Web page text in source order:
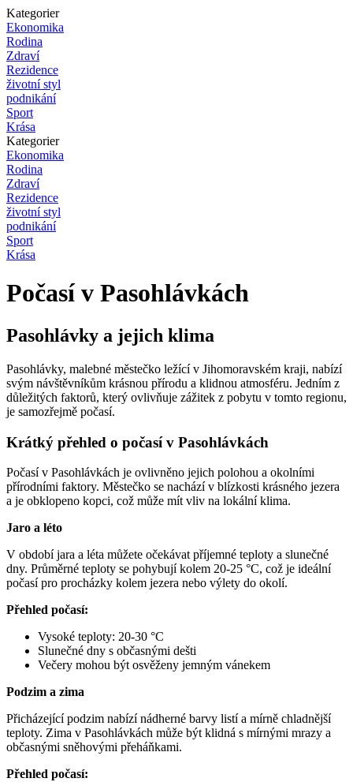
Kategorier
Ekonomika
Rodina
Zdraví
Rezidence
životní styl
podnikání
Sport
Krása
Kategorier
Ekonomika
Rodina
Zdraví
Rezidence
životní styl
podnikání
Sport
Krása
Počasí v Pasohlávkách
Pasohlávky a jejich klima
Pasohlávky, malebné městečko ležící v Jihomoravském kraji, nabízí
svým návštěvníkům krásnou přírodu a klidnou atmosféru. Jedním z
důležitých faktorů, který ovlivňuje zážitek z pobytu v tomto regionu,
je samozřejmě počasí.
Krátký přehled o počasí v Pasohlávkách
Počasí v Pasohlávkách je ovlivněno jejich polohou a okolními
přírodními faktory. Městečko se nachází v blízkosti krásného jezera
a je obklopeno kopci, což může mít vliv na lokální klima.
Jaro a léto
V období jara a léta můžete očekávat příjemné teploty a slunečné
dny. Průměrné teploty se pohybují kolem 20-25 °C, což je ideální
počasí pro procházky kolem jezera nebo výlety do okolí.
Přehled počasí:
Vysoké teploty: 20-30 °C
Slunečné dny s občasnými dešti
Večery mohou být osvěženy jemným vánekem
Podzim a zima
Přicházející podzim nabízí nádherné barvy listí a mírně chladnější
teploty. Zima v Pasohlávkách může být klidná s mírnými mrazy a
občasnými sněhovými přeháňkami.
Přehled počasí: